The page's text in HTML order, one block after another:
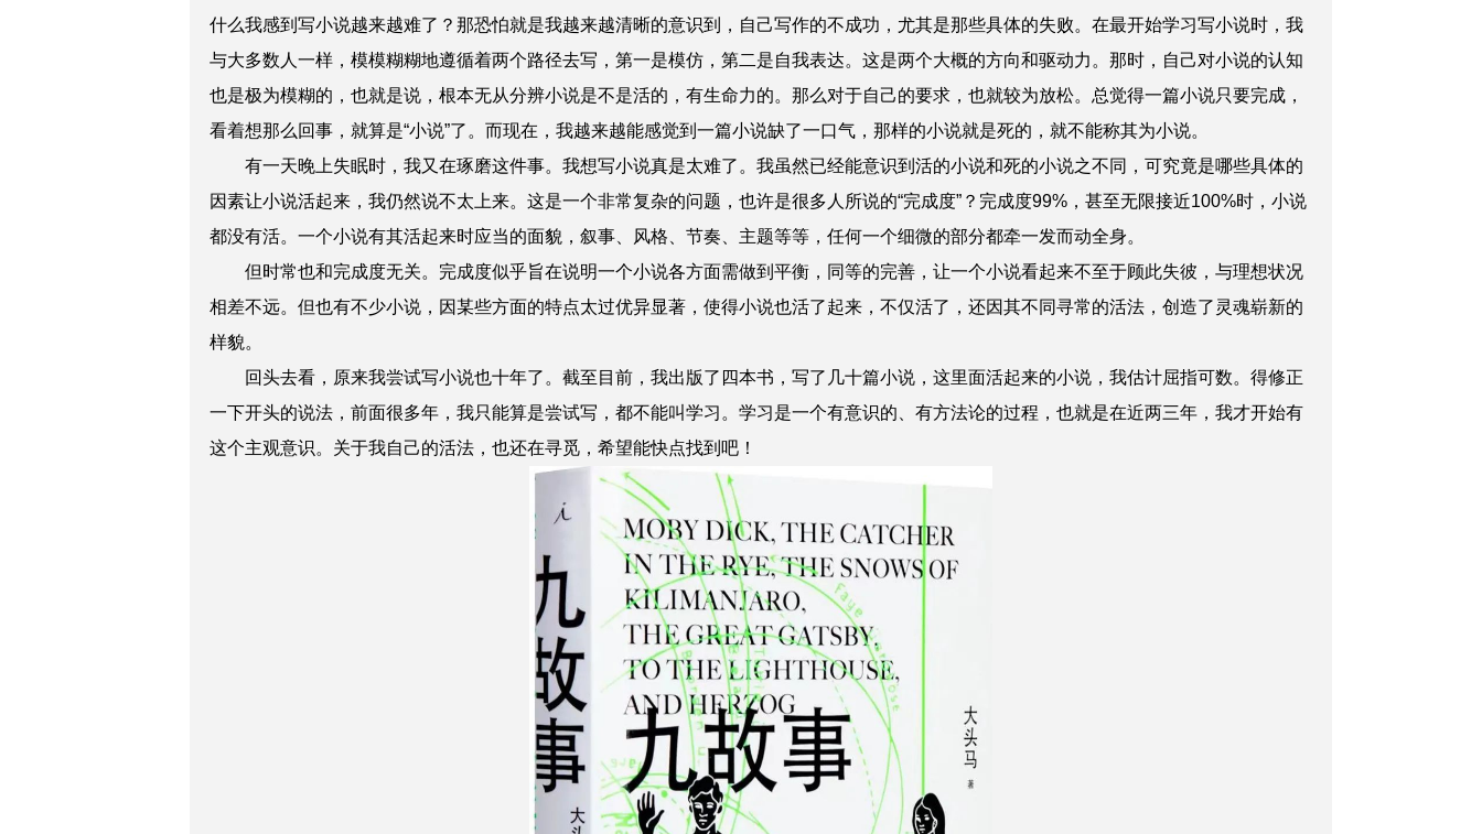
什么我感到写小说越来越难了？那恐怕就是我越来越清晰的意识到，自己写作的不成功，尤其是那些具体的失败。在最开始学习写小说时，我
与大多数人一样，模模糊糊地遵循着两个路径去写，第一是模仿，第二是自我表达。这是两个大概的方向和驱动力。那时，自己对小说的认知
也是极为模糊的，也就是说，根本无从分辨小说是不是活的，有生命力的。那么对于自己的要求，也就较为放松。总觉得一篇小说只要完成，
看着想那么回事，就算是“小说”了。而现在，我越来越能感觉到一篇小说缺了一口气，那样的小说就是死的，就不能称其为小说。
有一天晚上失眠时，我又在琢磨这件事。我想写小说真是太难了。我虽然已经能意识到活的小说和死的小说之不同，可究竟是哪些具体的
因素让小说活起来，我仍然说不太上来。这是一个非常复杂的问题，也许是很多人所说的“完成度”？完成度99%，甚至无限接近100%时，小说
都没有活。一个小说有其活起来时应当的面貌，叙事、风格、节奏、主题等等，任何一个细微的部分都牵一发而动全身。
但时常也和完成度无关。完成度似乎旨在说明一个小说各方面需做到平衡，同等的完善，让一个小说看起来不至于顾此失彼，与理想状况
相差不远。但也有不少小说，因某些方面的特点太过优异显著，使得小说也活了起来，不仅活了，还因其不同寻常的活法，创造了灵魂崭新的
样貌。
回头去看，原来我尝试写小说也十年了。截至目前，我出版了四本书，写了几十篇小说，这里面活起来的小说，我估计屈指可数。得修正
一下开头的说法，前面很多年，我只能算是尝试写，都不能叫学习。学习是一个有意识的、有方法论的过程，也就是在近两三年，我才开始有
这个主观意识。关于我自己的活法，也还在寻觅，希望能快点找到吧！